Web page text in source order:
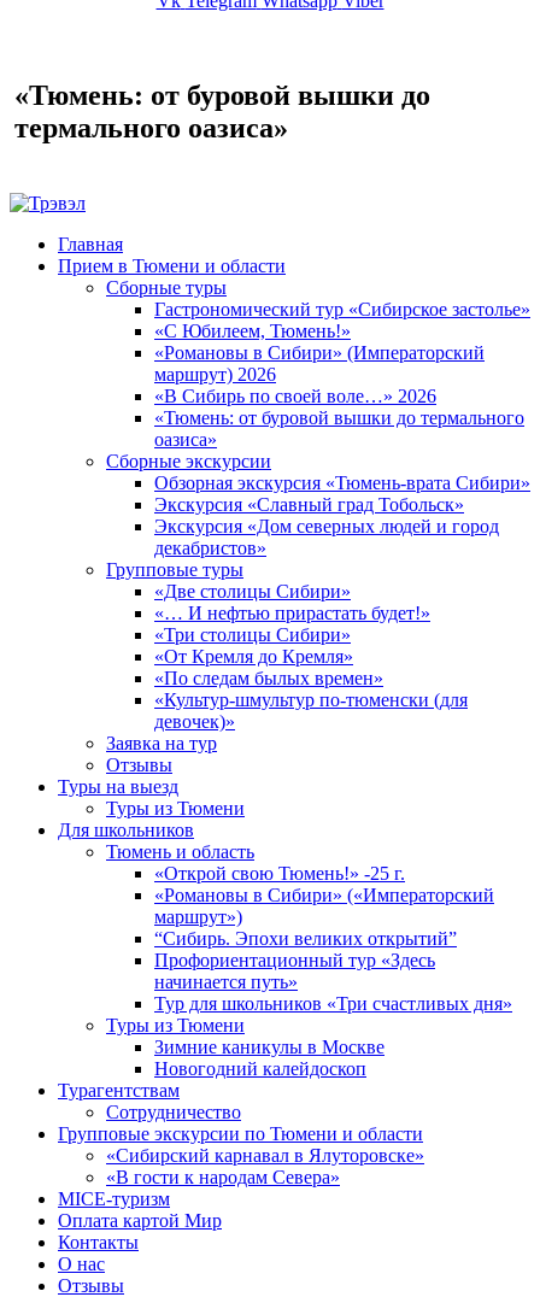
«Тюмень: от буровой вышки до
термального оазиса»
Главная
Прием в Тюмени и области
Сборные туры
Гастрономический тур «Сибирское застолье»
«С Юбилеем, Тюмень!»
«Романовы в Сибири» (Императорский
маршрут) 2026
«В Сибирь по своей воле…» 2026
«Тюмень: от буровой вышки до термального
оазиса»
Сборные экскурсии
Обзорная экскурсия «Тюмень-врата Сибири»
Экскурсия «Славный град Тобольск»
Экскурсия «Дом северных людей и город
декабристов»
Групповые туры
«Две столицы Сибири»
«… И нефтью прирастать будет!»
«Три столицы Сибири»
«От Кремля до Кремля»
«По следам былых времен»
«Культур-шмультур по-тюменски (для
девочек)»
Заявка на тур
Отзывы
Туры на выезд
Туры из Тюмени
Для школьников
Тюмень и область
«Открой свою Тюмень!» -25 г.
«Романовы в Сибири» («Императорский
маршрут»)
“Сибирь. Эпохи великих открытий”
Профориентационный тур «Здесь
начинается путь»
Тур для школьников «Три счастливых дня»
Туры из Тюмени
Зимние каникулы в Москве
Новогодний калейдоскоп
Турагентствам
Сотрудничество
Групповые экскурсии по Тюмени и области
«Сибирский карнавал в Ялуторовске»
«В гости к народам Севера»
MICE-туризм
Оплата картой Мир
Контакты
О нас
Отзывы